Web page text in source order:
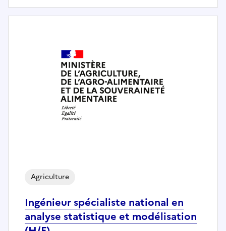
Ingénieur spécialiste national en
analyse statistique et modélisation
Agriculture